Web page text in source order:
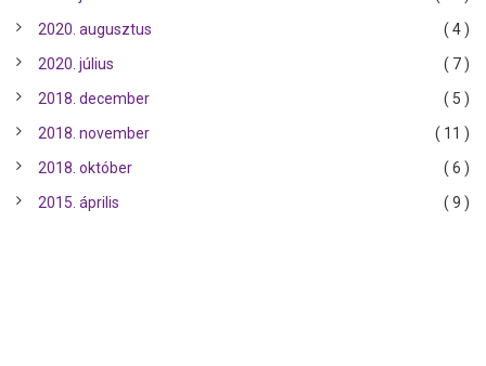
2020. augusztus
( 4 )
2020. július
( 7 )
2018. december
( 5 )
2018. november
( 11 )
2018. október
( 6 )
2015. április
( 9 )